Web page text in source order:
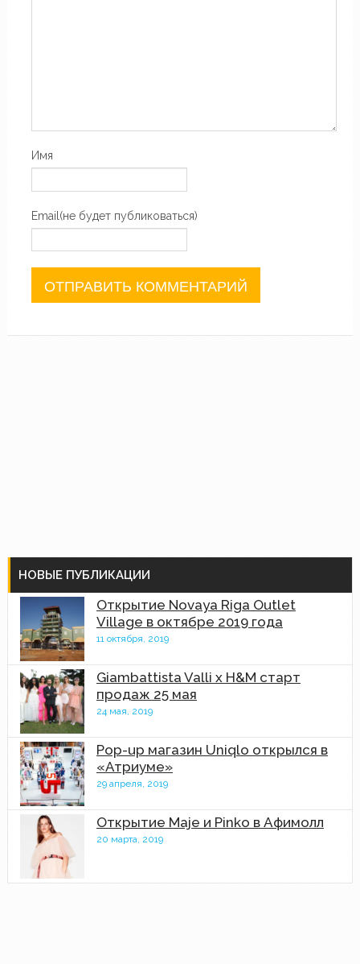
Имя
Email(не будет публиковаться)
НОВЫЕ ПУБЛИКАЦИИ
Открытие Novaya Riga Outlet
Village в октябре 2019 года
11 октября, 2019
Giambattista Valli x H&M старт
продаж 25 мая
24 мая, 2019
Pop-up магазин Uniqlo открылся в
«Атриуме»
29 апреля, 2019
Открытие Maje и Pinko в Афимолл
20 марта, 2019